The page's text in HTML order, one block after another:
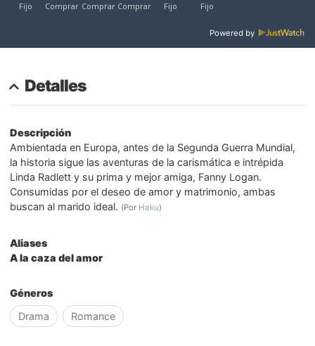
Powered by
Detalles
Descripción
Ambientada en Europa, antes de la Segunda Guerra Mundial,
la historia sigue las aventuras de la carismática e intrépida
Linda Radlett y su prima y mejor amiga, Fanny Logan.
Consumidas por el deseo de amor y matrimonio, ambas
buscan al marido ideal. (Por Haku)
Aliases
A la caza del amor
Géneros
Drama
Romance